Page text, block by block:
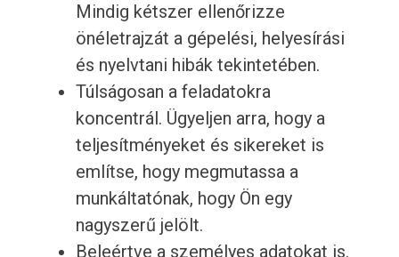
Mindig kétszer ellenőrizze
önéletrajzát a gépelési, helyesírási
és nyelvtani hibák tekintetében.
Túlságosan a feladatokra
koncentrál. Ügyeljen arra, hogy a
teljesítményeket és sikereket is
említse, hogy megmutassa a
munkáltatónak, hogy Ön egy
nagyszerű jelölt.
Beleértve a személyes adatokat is.